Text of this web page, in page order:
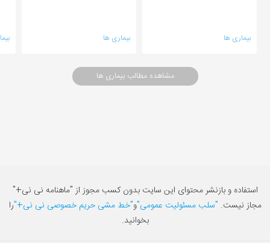
بیماری ها بیماری ها
مشاهده مطالب بیماری ها
استفاده و بازنشر محتوای این سایت بدون کسب مجوز از "ماهنامه نی نی+"
مجاز نیست. "سلب مسئولیت عمومی"و"خط مشی حریم خصوصی نی نی+"را
بخوانید.